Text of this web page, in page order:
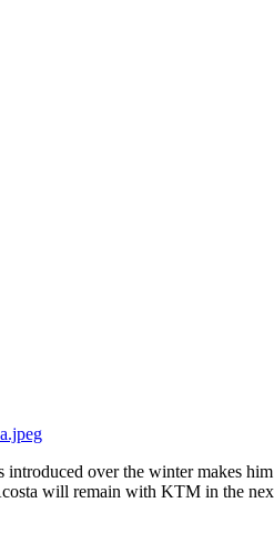
introduced over the winter makes
will remain with KTM in the